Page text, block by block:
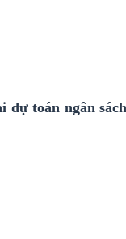
dự toán ngân